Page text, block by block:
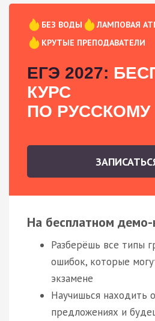
БЕЗ ВОДЫ
ЛАМПОВАЯ
КРУТЫЕ ПРЕПОДАВАТЕЛИ
ЕГЭ 2027:
КУРС
ПО РУССКОМУ
На бесплатном
Разберёшь все типы
ошибок, которые
экзамене
Научишься находить
предложениях и